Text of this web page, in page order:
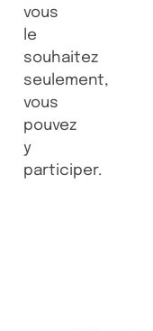
vous
le
souhaitez
seulement,
vous
pouvez
y
participer.